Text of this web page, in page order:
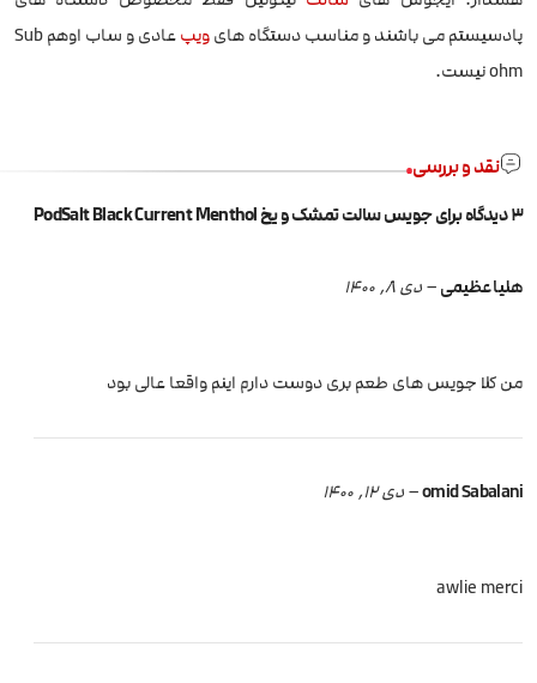
پادسیستم می باشند و مناسب دستگاه هایویپ
عادی و ساب اوهم Sub
ohm نیست.
نقد و بررسی
3 دیدگاه برای جویس سالت تمشک و یخ PodSalt Black Current Menthol
هلیا عظیمی–دی 8, 1400
من کلا جویس های طعم بری دوست دارم اینم واقعا عالی بود
omid Sabalani
–دی 12, 1400
awlie merci